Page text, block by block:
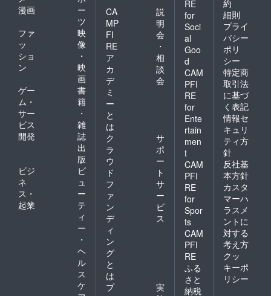
漫画
ー
ツ
ファ
ッ
ショ
ン
映
像
・
映
画
ゲー
ム・
サー
ビス
開発
書
籍
・
雑
誌
出
版
ビジ
ネ
ス・
起業
ビ
ュ
ー
テ
ィ
ー
・
ヘ
ル
ス
ケ
CA
MP
FI
RE
ア
カ
デ
ミ
ー
と
は
説
明
会
・
相
談
会
ク
ラ
ウ
ド
フ
ァ
ン
デ
ィ
ン
グ
と
は
サ
ポ
ー
ト
サ
ー
ビ
ス
プ
実
RE
for
Soci
al
Goo
d
CAM
PFI
RE
for
Ente
rtain
men
t
CAM
PFI
RE
for
Spor
ts
CAM
PFI
RE
ふる
さと
納税
約
細則
プライ
バシー
ポリ
シー
特定商
取引法
に基づ
く表記
情報セ
キュリ
ティ方
針
反社基
本方針
カスタ
マーハ
ラスメ
ントに
対する
考え方
クッ
キーポ
リシー